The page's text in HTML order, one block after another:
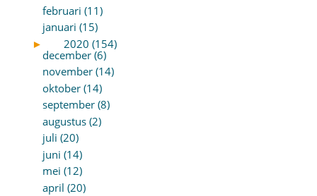
februari (11)
januari (15)
►
2020 (154)
december (6)
november (14)
oktober (14)
september (8)
augustus (2)
juli (20)
juni (14)
mei (12)
april (20)